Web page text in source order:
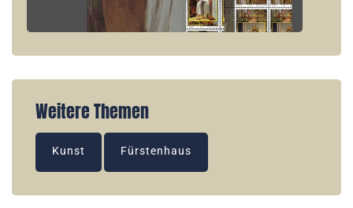
Weitere Themen
Kunst Fürstenhaus